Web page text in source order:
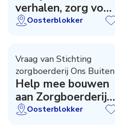
verhalen, zorg voor
verbinding
Oosterblokker
Vraag van Stichting
zorgboerderij Ons Buiten
Help mee bouwen
aan Zorgboerderij
Ons Buiten!
Oosterblokker